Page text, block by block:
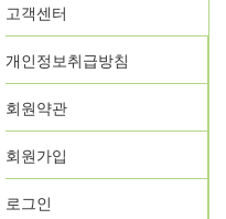
고객센터
개인정보취급방침
회원약관
회원가입
로그인